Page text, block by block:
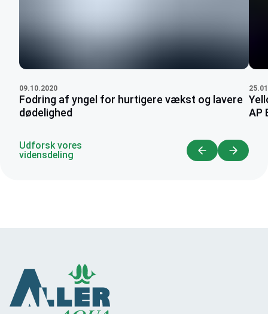
09.10.2020
Fodring af yngel for hurtigere vækst og lavere
dødelighed
AP
Udforsk vores
vidensdeling